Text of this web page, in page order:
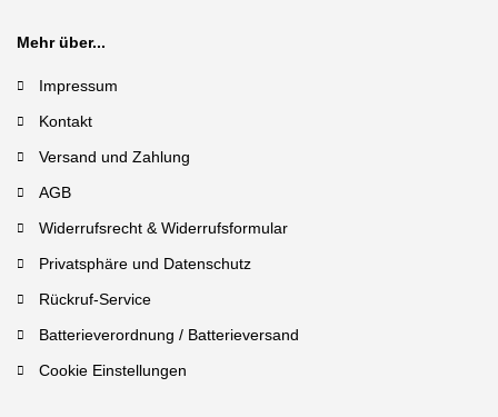
Mehr über...
Impressum
Kontakt
Versand und Zahlung
AGB
Widerrufsrecht & Widerrufsformular
Privatsphäre und Datenschutz
Rückruf-Service
Batterieverordnung / Batterieversand
Cookie Einstellungen